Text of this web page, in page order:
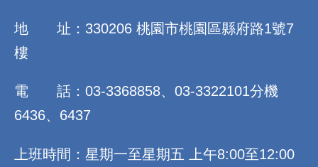
地 址：330206 桃園市桃園區縣府路1號7
樓
電 話：03-3368858、03-3322101分機
6436、6437
上班時間：星期一至星期五 上午8:00至12:00